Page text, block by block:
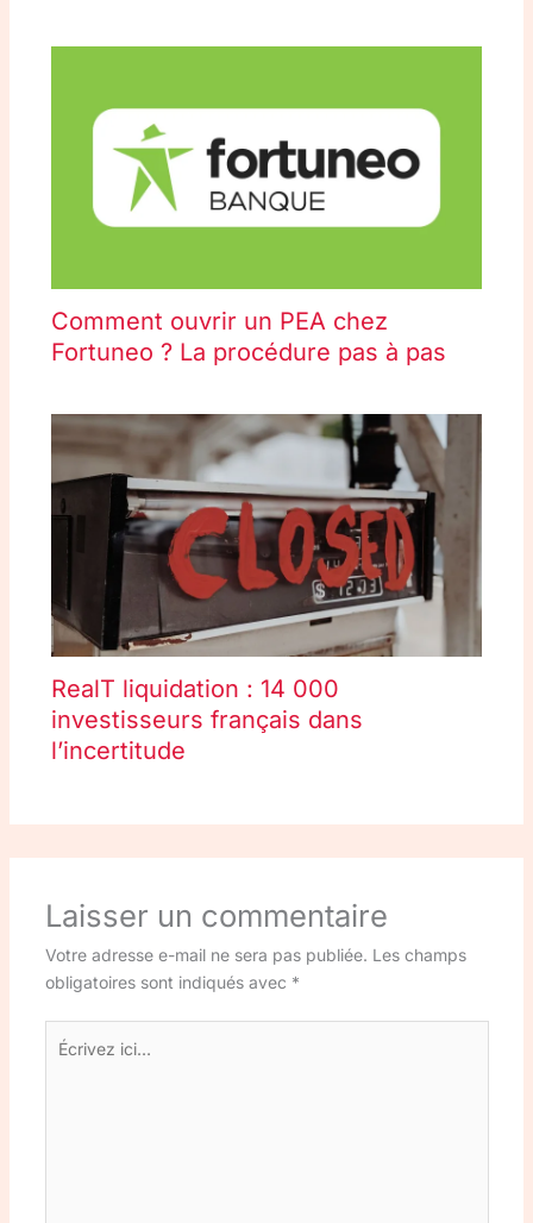
Comment ouvrir un PEA chez
Fortuneo ? La procédure pas à pas
RealT liquidation : 14 000
investisseurs français dans
l’incertitude
Laisser un commentaire
Votre adresse e-mail ne sera pas publiée. Les champs
obligatoires sont indiqués avec *
ici…